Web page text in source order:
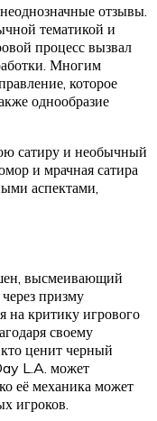
отзывы.
тематикой и
процесс вызвал
Многим
которое
однообразие
сатиру и необычный
и мрачная сатира
аспектами,
высмеивающий
призму
на критику игрового
своему
ценит черный
L.A. может
её механика может
игроков.